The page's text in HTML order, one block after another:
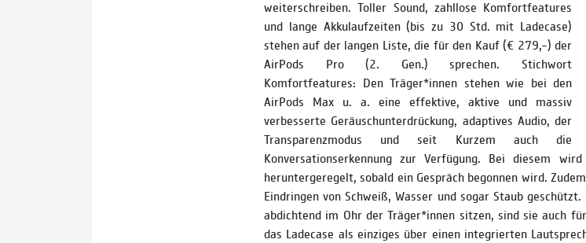
weiterschreiben. Toller Sound, zahllose Komfort­features
und lange Akkulaufzeiten (bis zu 30 Std. mit Ladecase)
stehen auf der langen Liste, die für den Kauf (€ 279,–) der
AirPods Pro (2. Gen.) sprechen. Stichwort
Komfortfeatures: Den Träger*innen stehen wie bei den
AirPods Max u. a. eine effektive, aktive und massiv
verbesserte Geräuschunterdrückung, adaptives Audio, der
Transparenzmodus und seit Kurzem auch die
Konversationserkennung zur Verfügung. Bei diesem
heruntergeregelt, sobald ein Gespräch begonnen wird.
Eindringen von Schweiß, Wasser und sogar Staub
abdichtend im Ohr der Träger*innen sitzen, sind sie auch
das Ladecase als einziges über einen integrierten